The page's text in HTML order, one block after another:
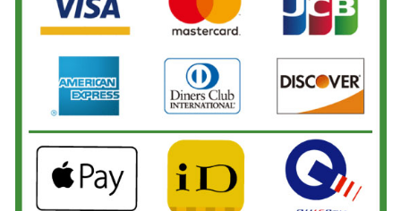
2026/06/04
柏市よりお越しのお客様のSwitchの基板修理をさせて頂きました！ありが
とうございました！
松戸市よりお越しのお客様のiPhone14のナノナインガラスコーティングを
させて頂きました！ありがとうございました！
松戸市よりお越しのお客様のiPhone13のバッテリー交換をさせて頂きまし
た！ありがとうございました！
2026/06/02
我孫子市よりお越しのお客様のiPhone12のナノナインガラスコーティング
をさせて頂きました！ありがとうございました！
2026/06/02
松戸市よりお越しのお客様のiPhoneSE3のガラス交換をさせて頂きまし